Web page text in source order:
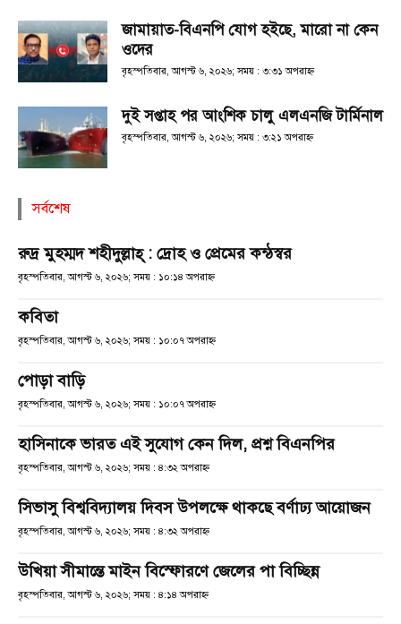
জামায়াত-বিএনপি যোগ হইছে, মারো না কেন
ওদের
বৃহস্পতিবার, আগস্ট ৬, ২০২৬; সময় : ৩:৩১ অপরাহ্ণ
দুই সপ্তাহ পর আংশিক চালু এলএনজি টার্মিনাল
বৃহস্পতিবার, আগস্ট ৬, ২০২৬; সময় : ৩:২১ অপরাহ্ণ
সর্বশেষ
রুদ্র মুহম্মদ শহীদুল্লাহ্ : দ্রোহ ও প্রেমের কন্ঠস্বর
বৃহস্পতিবার, আগস্ট ৬, ২০২৬; সময় : ১০:১৪ অপরাহ্ণ
কবিতা
বৃহস্পতিবার, আগস্ট ৬, ২০২৬; সময় : ১০:০৭ অপরাহ্ণ
পোড়া বাড়ি
বৃহস্পতিবার, আগস্ট ৬, ২০২৬; সময় : ১০:০৭ অপরাহ্ণ
হাসিনাকে ভারত এই সুযোগ কেন দিল, প্রশ্ন বিএনপির
বৃহস্পতিবার, আগস্ট ৬, ২০২৬; সময় : ৪:৩২ অপরাহ্ণ
সিভাসু বিশ্ববিদ্যালয় দিবস উপলক্ষে থাকছে বর্ণাঢ্য আয়োজন
বৃহস্পতিবার, আগস্ট ৬, ২০২৬; সময় : ৪:৩২ অপরাহ্ণ
উখিয়া সীমান্তে মাইন বিস্ফোরণে জেলের পা বিচ্ছিন্ন
বৃহস্পতিবার, আগস্ট ৬, ২০২৬; সময় : ৪:১৪ অপরাহ্ণ